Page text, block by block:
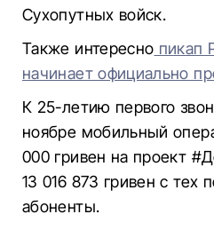
Сухопутных войск.
Также интересно пикап
начинает официально
К 25-летию первого
ноябре мобильный
000 гривен на проект
13 016 873 гривен с тех
абоненты.